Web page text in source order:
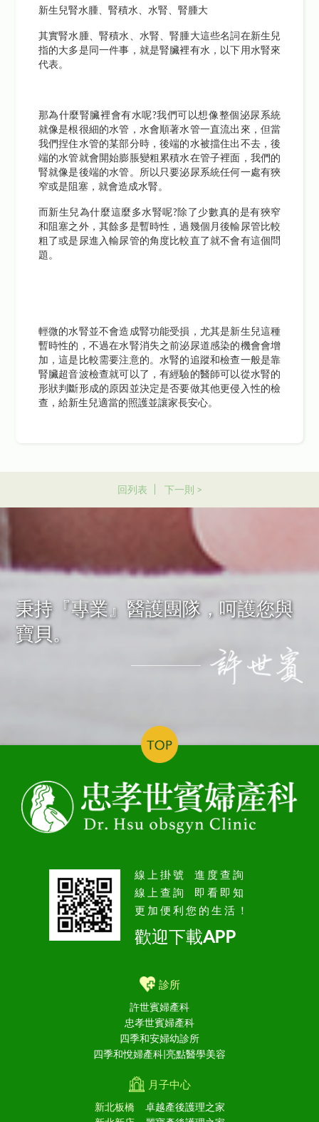
新生兒腎水腫、腎積水、水腎、腎腫大
其實腎水腫、腎積水、水腎、腎腫大這些名詞在新生兒
指的大多是同一件事，就是腎臟裡有水，以下用水腎來
代表。
那為什麼腎臟裡會有水呢?我們可以想像整個泌尿系統
就像是根很細的水管，水會順著水管一直流出來，但當
我們捏住水管的某部分時，後端的水被擋住出不去，後
端的水管就會開始膨脹變粗累積水在管子裡面，我們的
腎就像是後端的水管。所以只要泌尿系統任何一處有狹
窄或是阻塞，就會造成水腎。
而新生兒為什麼這麼多水腎呢?除了少數真的是有狹窄
和阻塞之外，其餘多是暫時性，過幾個月後輸尿管比較
粗了或是尿進入輸尿管的角度比較直了就不會有這個問
題。
輕微的水腎並不會造成腎功能受損，尤其是新生兒這種
暫時性的，不過在水腎消失之前泌尿道感染的機會會增
加，這是比較需要注意的。水腎的追蹤和檢查一般是靠
腎臟超音波檢查就可以了，有經驗的醫師可以從水腎的
形狀判斷形成的原因並決定是否要做其他更侵入性的檢
查，給新生兒適當的照護並讓家長安心。
回列表 下一則 >
秉持『專業』醫護團隊，呵護您與
寶貝。
線上掛號 進度查詢
線上查詢 即看即知
更加便利您的生活！
歡迎下載APP
診所
許世賓婦產科
忠孝世賓婦產科
四季和安婦幼診所
四季和悅婦產科|亮點醫學美容
月子中心
新北板橋
卓越產後護理之家